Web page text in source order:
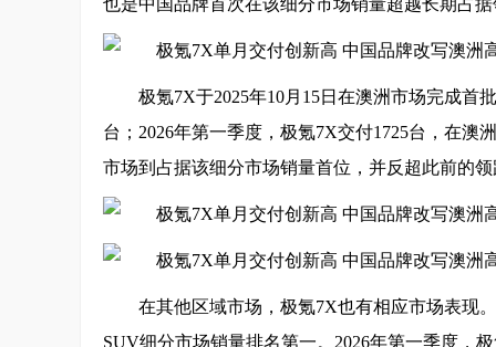
也是中国品牌首次在该细分市场销量超越长期占
极氪7X于2025年10月15日在澳洲市场完成首
台；2026年第一季度，极氪7X交付1725台，在澳
市场到占据该细分市场销量首位，并反超此前的
在其他区域市场，极氪7X也有相应市场表现
SUV细分市场销量排名第一。2026年第一季度，